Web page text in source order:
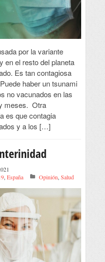
por la variante
en el resto del planeta
Es tan contagiosa
haber un tsunami
no vacunados en las
meses. Otra
es que contagia
y a los […]
,España Opinión,Salud